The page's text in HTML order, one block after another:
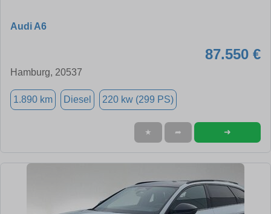
Audi A6
87.550 €
Hamburg, 20537
1.890 km Diesel 220 kw (299 PS)
★ ➦ ➜